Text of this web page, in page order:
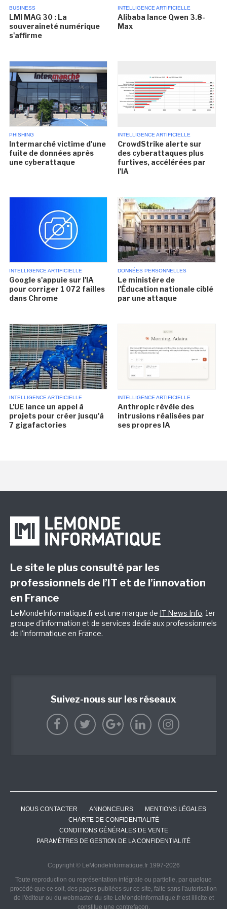
BUSINESS
LMI MAG 30 : La
souveraineté numérique
s'affirme
INTELLIGENCE ARTIFICIELLE
Alibaba lance Qwen 3.8-
Max
PHISHING
Intermarché victime d'une
fuite de données après
une cyberattaque
INTELLIGENCE ARTIFICIELLE
CrowdStrike alerte sur
des cyberattaques plus
furtives, accélérées par
l'IA
INTELLIGENCE ARTIFICIELLE
Google s'appuie sur l'IA
pour corriger 1 072 failles
dans Chrome
DONNÉES PERSONNELLES
Le ministère de
l'Éducation nationale ciblé
par une attaque
INTELLIGENCE ARTIFICIELLE
L'UE lance un appel à
projets pour créer jusqu'à
7 gigafactories
INTELLIGENCE ARTIFICIELLE
Anthropic révèle des
intrusions réalisées par
ses propres IA
Le site le plus consulté par les
professionnels de l’IT et de l’innovation
en France
LeMondeInformatique.fr est une marque de IT News Info, 1er
groupe d'information et de services dédié aux professionnels
de l'informatique en France.
Suivez-nous sur les réseaux
NOUS CONTACTER ANNONCEURS
MENTIONS LÉGALES
CHARTE DE CONFIDENTIALITÉ
CONDITIONS GÉNÉRALES DE VENTE
PARAMÈTRES DE GESTION DE LA CONFIDENTIALITÉ
Copyright © LeMondeInformatique.fr 1997-2026
Toute reproduction ou représentation intégrale ou partielle, par quelque
procédé que ce soit, des pages publiées sur ce site, faite sans l'autorisation
de l'éditeur ou du webmaster du site LeMondeInformatique.fr est illicite et
constitue une contrefaçon.